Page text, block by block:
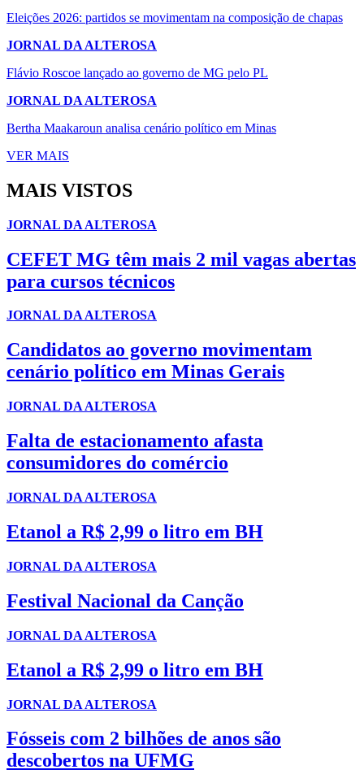
Eleições 2026: partidos se movimentam na composição de chapas
JORNAL DA ALTEROSA
Flávio Roscoe lançado ao governo de MG pelo PL
JORNAL DA ALTEROSA
Bertha Maakaroun analisa cenário político em Minas
VER MAIS
MAIS VISTOS
JORNAL DA ALTEROSA
CEFET MG têm mais 2 mil vagas abertas
para cursos técnicos
JORNAL DA ALTEROSA
Candidatos ao governo movimentam
cenário político em Minas Gerais
JORNAL DA ALTEROSA
Falta de estacionamento afasta
consumidores do comércio
JORNAL DA ALTEROSA
Etanol a R$ 2,99 o litro em BH
JORNAL DA ALTEROSA
Festival Nacional da Canção
JORNAL DA ALTEROSA
Etanol a R$ 2,99 o litro em BH
JORNAL DA ALTEROSA
Fósseis com 2 bilhões de anos são
descobertos na UFMG